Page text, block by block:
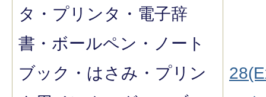
タ・プリンタ・電子辞
書・ボールペン・ノート
ブック・はさみ・プリン